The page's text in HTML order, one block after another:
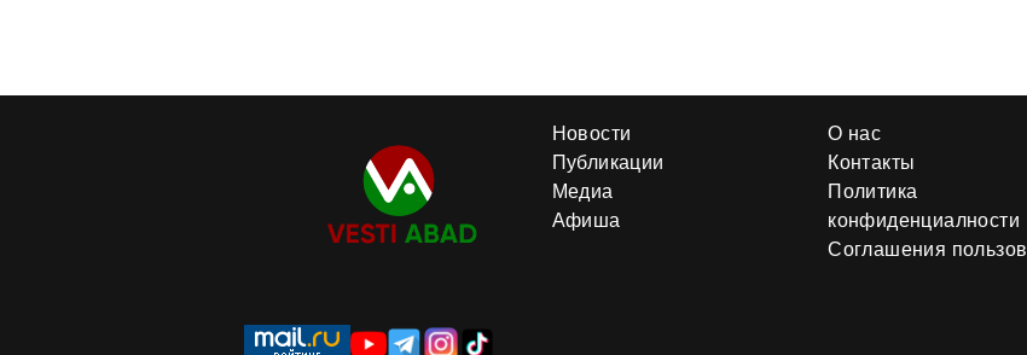
Новости
Публикации
Медиа
Афиша
О нас
Контакты
Политика
конфиденциалности
Соглашения